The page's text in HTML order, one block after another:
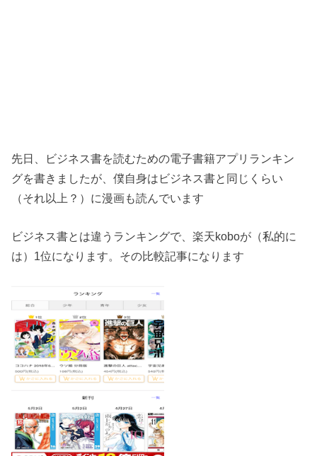
先日、ビジネス書を読むための電子書籍アプリランキン
グを書きましたが、僕自身はビジネス書と同じくらい
（それ以上？）に漫画も読んでいます
ビジネス書とは違うランキングで、楽天koboが（私的に
は）1位になります。その比較記事になります